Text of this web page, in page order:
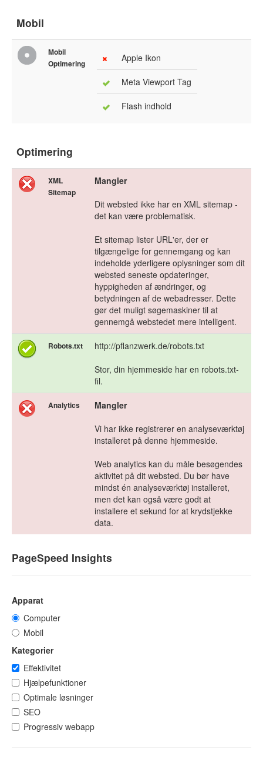
Mobil
Mobil
Optimering
Apple Ikon
Meta Viewport Tag
Flash indhold
Optimering
XML
Sitemap
Mangler
Dit websted ikke har en XML sitemap -
det kan være problematisk.
Et sitemap lister URL'er, der er
tilgængelige for gennemgang og kan
indeholde yderligere oplysninger som dit
websted seneste opdateringer,
hyppigheden af ændringer, og
betydningen af de webadresser. Dette
gør det muligt søgemaskiner til at
gennemgå webstedet mere intelligent.
Robots.txt
http://pflanzwerk.de/robots.txt
Stor, din hjemmeside har en robots.txt-
fil.
Analytics
Mangler
Vi har ikke registrerer en analyseværktøj
installeret på denne hjemmeside.
Web analytics kan du måle besøgendes
aktivitet på dit websted. Du bør have
mindst én analyseværktøj installeret,
men det kan også være godt at
installere et sekund for at krydstjekke
data.
PageSpeed Insights
Apparat
Computer
Mobil
Kategorier
Effektivitet
Hjælpefunktioner
Optimale løsninger
SEO
Progressiv webapp